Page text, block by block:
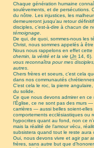
Chaque génération humaine
soulèvements, et de persécutions.
du nôtre. Les injustices, les
demeureront jusqu’au retour
disciples, c’est-à-dire à chacun de
témoignage.
De qui, de quoi, sommes-nous les
Christ, nous sommes appelés à
Nous nous rappelons en effet
chemin, la vérité et la vie(Jn 14, 6).
vous reconnaîtra pour mes
autres.
Chers frères et soeurs, c’est cela
dans nos communautés chrétiennes.
C’est cela le roc, la pierre
du solide.
Ce que nous devons admirer en
l’Église, ce ne sont pas des murs
carrières — aussi belles soient-
comportements ecclésiastiques ou
hypocrites quant au fond, non ce
mais la réalité de l’amour vécu,
subsistera quand tout le reste aura
Oui, nous devons vivre et agir par
frères, sans autre but que